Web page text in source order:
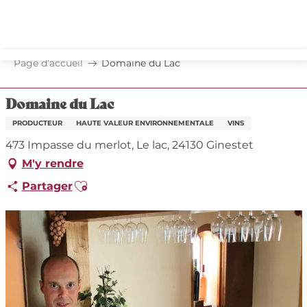
principal
Page d’accueil Domaine du Lac
Domaine du Lac
PRODUCTEUR HAUTE VALEUR ENVIRONNEMENTALE VINS
473 Impasse du merlot, Le lac, 24130 Ginestet
M'y rendre
PartagerAjouter aux favoris